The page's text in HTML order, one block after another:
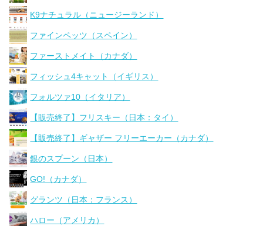
K9ナチュラル（ニュージーランド）
ファインペッツ（スペイン）
ファーストメイト（カナダ）
フィッシュ4キャット（イギリス）
フォルツァ10（イタリア）
【販売終了】フリスキー（日本：タイ）
【販売終了】ギャザー フリーエーカー（カナダ）
銀のスプーン（日本）
GO!（カナダ）
グランツ（日本：フランス）
ハロー（アメリカ）